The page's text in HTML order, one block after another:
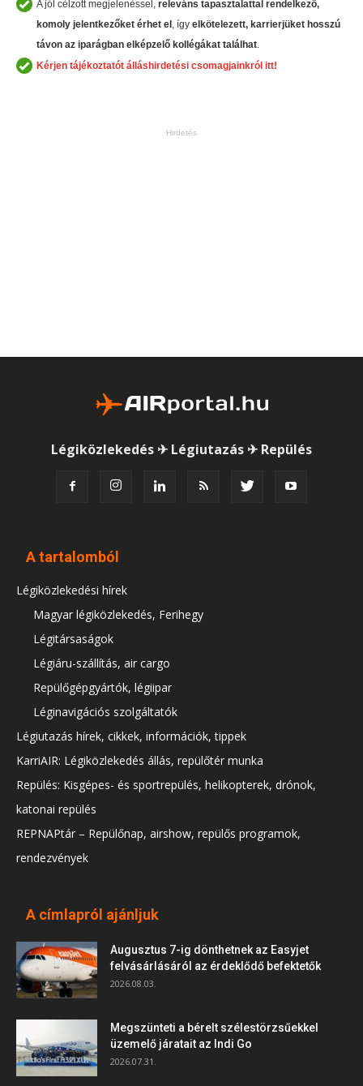
A jól célzott megjelenéssel, releváns tapasztalattal rendelkező,
komoly jelentkezőket érhet el , így elkötelezett, karrierjüket hosszú
távon az iparágban elképzelő kollégákat találhat.
Kérjen tájékoztatót álláshirdetési csomagjainkról itt!
Hirdetés
Légiközlekedés ✈ Légiutazás ✈ Repülés
A tartalomból
Légiközlekedési hírek
Magyar légiközlekedés, Ferihegy
Légitársaságok
Légiáru-szállítás, air cargo
Repülőgépgyártók, légiipar
Léginavigációs szolgáltatók
Légiutazás hírek, cikkek, információk, tippek
KarriAIR: Légiközlekedés állás, repülőtér munka
Repülés: Kisgépes- és sportrepülés, helikopterek, drónok,
katonai repülés
REPNAPtár – Repülőnap, airshow, repülős programok,
rendezvények
A címlapról ajánljuk
Augusztus 7-ig dönthetnek az Easyjet
felvásárlásáról az érdeklődő befektetők
2026.08.03.
Megszünteti a bérelt szélestörzsűekkel
üzemelő járatait az Indi Go
2026.07.31.